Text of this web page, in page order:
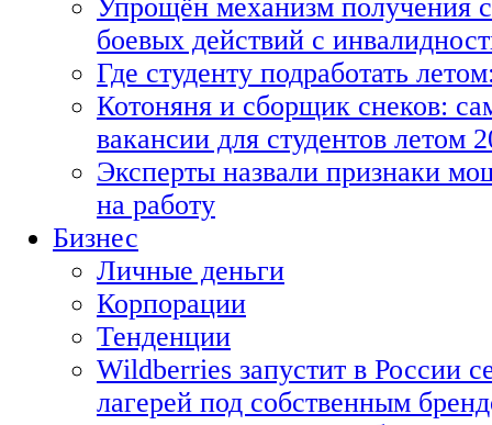
Упрощён механизм получения
боевых действий с
Где студенту подработать
Котоняня и сборщик снеков:
вакансии для студентов летом
Эксперты назвали признаки
на работу
Бизнес
Личные деньги
Корпорации
Тенденции
Wildberries запустит в России
лагерей под собственным